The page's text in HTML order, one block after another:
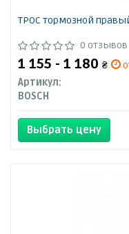
ТРОС тормозной правый
0 отзывов
1 155 - 1 180 ₴
Артикул:
BOSCH
Выбрать цену